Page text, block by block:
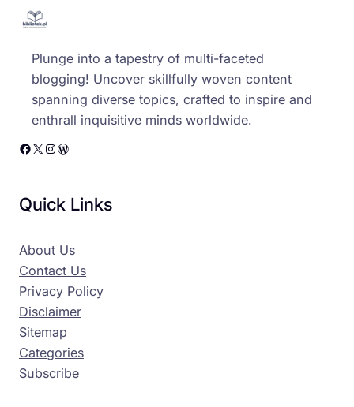
Plunge into a tapestry of multi-faceted
blogging! Uncover skillfully woven content
spanning diverse topics, crafted to inspire and
enthrall inquisitive minds worldwide.
Facebook X Instagram WordPress
Quick Links
About Us
Contact Us
Privacy Policy
Disclaimer
Sitemap
Categories
Subscribe